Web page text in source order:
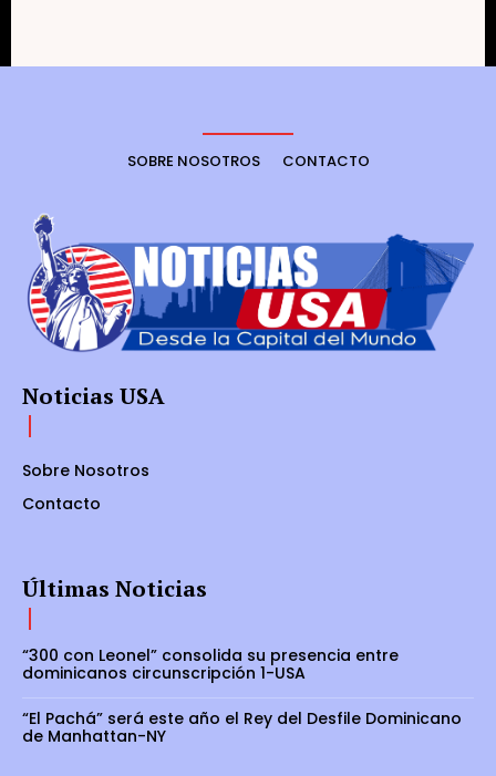
SOBRE NOSOTROS CONTACTO
Noticias USA
Sobre Nosotros
Contacto
Últimas Noticias
“300 con Leonel” consolida su presencia entre
dominicanos circunscripción 1-USA
“El Pachá” será este año el Rey del Desfile Dominicano
de Manhattan-NY